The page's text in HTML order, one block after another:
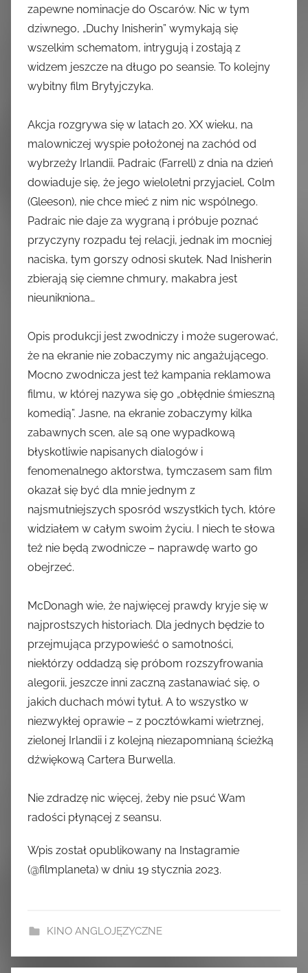
zapewne nominacje do Oscarów. Nic w tym
dziwnego, „Duchy Inisherin” wymykają się
wszelkim schematom, intrygują i zostają z
widzem jeszcze na długo po seansie. To kolejny
wybitny film Brytyjczyka.
Akcja rozgrywa się w latach 20. XX wieku, na
malowniczej wyspie położonej na zachód od
wybrzeży Irlandii. Padraic (Farrell) z dnia na dzień
dowiaduje się, że jego wieloletni przyjaciel, Colm
(Gleeson), nie chce mieć z nim nic wspólnego.
Padraic nie daje za wygraną i próbuje poznać
przyczyny rozpadu tej relacji, jednak im mocniej
naciska, tym gorszy odnosi skutek. Nad Inisherin
zbierają się ciemne chmury, makabra jest
nieunikniona…
Opis produkcji jest zwodniczy i może sugerować,
że na ekranie nie zobaczymy nic angażującego.
Mocno zwodnicza jest też kampania reklamowa
filmu, w której nazywa się go „obłędnie śmieszną
komedią”. Jasne, na ekranie zobaczymy kilka
zabawnych scen, ale są one wypadkową
błyskotliwie napisanych dialogów i
fenomenalnego aktorstwa, tymczasem sam film
okazał się być dla mnie jednym z
najsmutniejszych sposród wszystkich tych, które
widziałem w całym swoim życiu. I niech te słowa
też nie będą zwodnicze – naprawdę warto go
obejrzeć.
McDonagh wie, że najwięcej prawdy kryje się w
najprostszych historiach. Dla jednych będzie to
przejmująca przypowieść o samotności,
niektórzy oddadzą się próbom rozszyfrowania
alegorii, jeszcze inni zaczną zastanawiać się, o
jakich duchach mówi tytuł. A to wszystko w
niezwykłej oprawie – z pocztówkami wietrznej,
zielonej Irlandii i z kolejną niezapomnianą ścieżką
dźwiękową Cartera Burwella.
Nie zdradzę nic więcej, żeby nie psuć Wam
radości płynącej z seansu.
Wpis został opublikowany na Instagramie
(@filmplaneta) w dniu 19 stycznia 2023.
KINO ANGLOJĘZYCZNE